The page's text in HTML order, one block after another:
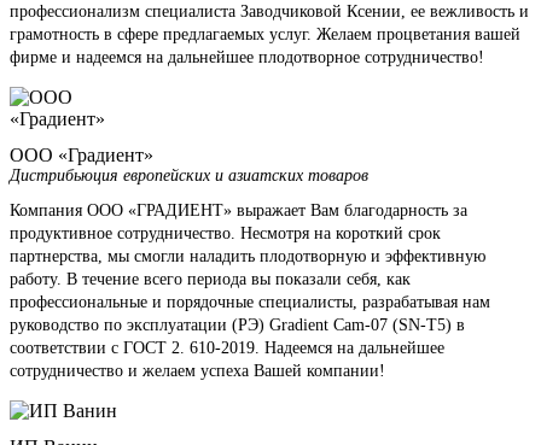
профессионализм специалиста Заводчиковой Ксении, ее вежливость и
грамотность в сфере предлагаемых услуг. Желаем процветания вашей
фирме и надеемся на дальнейшее плодотворное сотрудничество!
ООО «Градиент»
Дистрибьюция европейских и азиатских товаров
Компания ООО «ГРАДИЕНТ» выражает Вам благодарность за
продуктивное сотрудничество. Несмотря на короткий срок
партнерства, мы смогли наладить плодотворную и эффективную
работу. В течение всего периода вы показали себя, как
профессиональные и порядочные специалисты, разрабатывая нам
руководство по эксплуатации (РЭ) Gradient Cam-07 (SN-T5) в
соответствии с ГОСТ 2. 610-2019. Надеемся на дальнейшее
сотрудничество и желаем успеха Вашей компании!